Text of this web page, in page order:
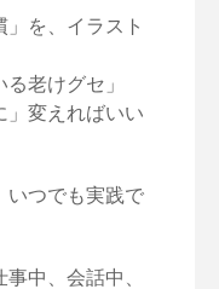
」を、イラスト
老けグセ」
」変えればいい
つでも実践で
中、会話中、